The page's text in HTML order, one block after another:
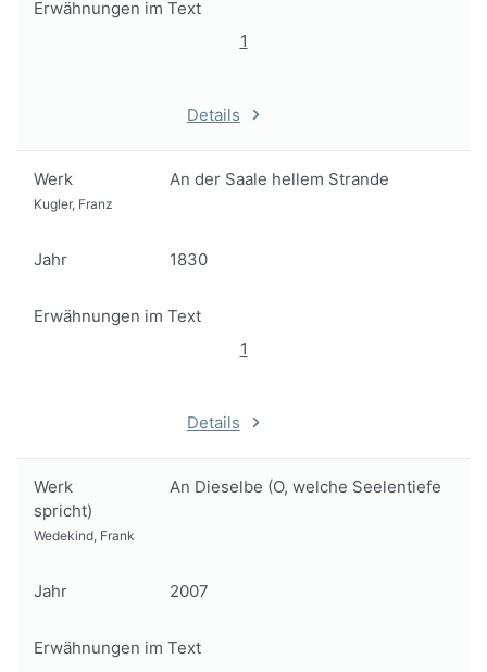
Erwähnungen im Text
1
Details
Werk An der Saale hellem Strande
Kugler, Franz
Jahr 1830
Erwähnungen im Text
1
Details
Werk
An Dieselbe (O, welche Seelentiefe
spricht)
Wedekind, Frank
Jahr 2007
Erwähnungen im Text